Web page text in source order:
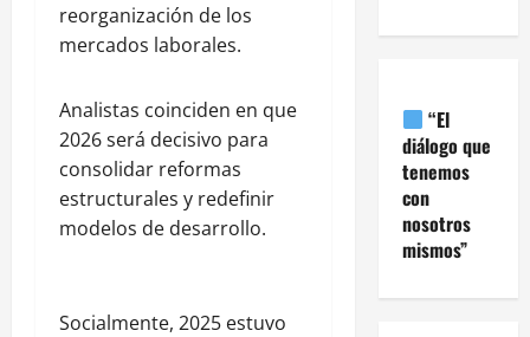
reorganización de los
mercados laborales.
Analistas coinciden en que
2026 será decisivo para
consolidar reformas
estructurales y redefinir
modelos de desarrollo.
Socialmente, 2025 estuvo
“El
diálogo que
tenemos
con
nosotros
mismos”